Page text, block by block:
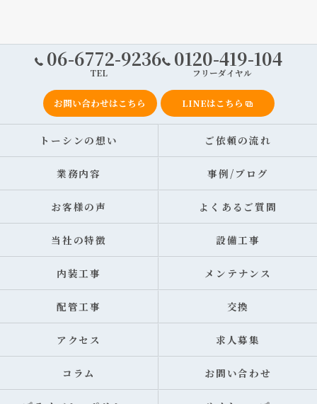
06-6772-9236
TEL
0120-419-104
フリーダイヤル
お問い合わせはこちら LINEはこちら
トーシンの想い ご依頼の流れ
業務内容 事例/ブログ
お客様の声 よくあるご質問
当社の特徴 設備工事
内装工事 メンテナンス
配管工事 交換
アクセス 求人募集
コラム お問い合わせ